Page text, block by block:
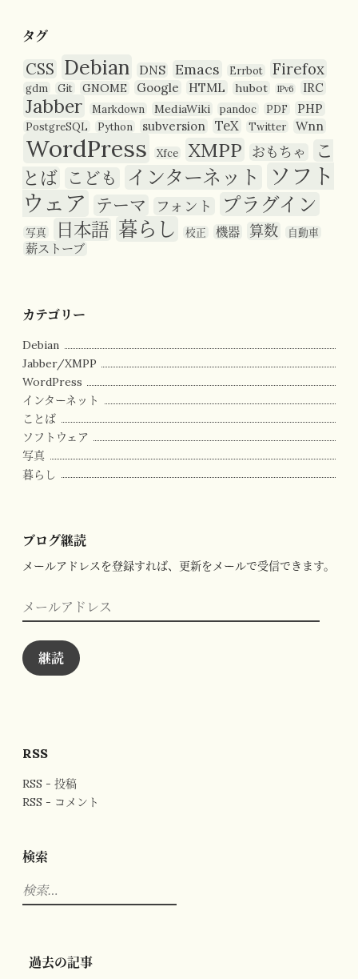
タグ
CSS Debian DNS Emacs Errbot Firefox
gdm Git GNOME Google HTML hubot IPv6 IRC
Jabber Markdown MediaWiki pandoc PDF PHP
PostgreSQL Python subversion TeX Twitter Wnn
WordPress Xfce XMPP おもちゃ
こ
とば こども インターネット
ソフト
ウェア
テーマ フォント プラグイン
写真 日本語 暮らし 校正 機器 算数 自動車
薪ストーブ
カテゴリー
Debian
Jabber/XMPP
WordPress
インターネット
ことば
ソフトウェア
写真
暮らし
ブログ継読
メールアドレスを登録すれば、更新をメールで受信できます。
ー
ル
ア
ド
レ
継読
RSS
RSS - 投稿
RSS - コメント
検索
検
索:
過去の記事